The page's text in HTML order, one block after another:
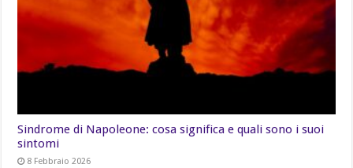
Sindrome di Napoleone: cosa significa e quali sono i suoi
sintomi
8 Febbraio 2026